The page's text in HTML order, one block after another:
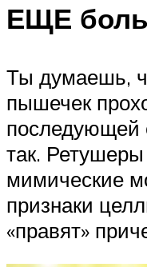
ЕЩЕ
Ты думаешь,
пышечек
последующей
так.
мимические
признаки
«правят»